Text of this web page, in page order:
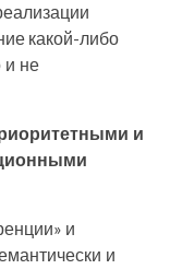
какой-либо
и не
и
и
и